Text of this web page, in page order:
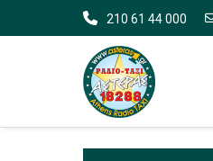
210 61 44 000